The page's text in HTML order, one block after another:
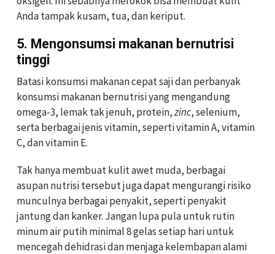
Anda tampak kusam, tua, dan keriput.
5. Mengonsumsi makanan bernutrisi
tinggi
Batasi konsumsi makanan cepat saji dan perbanyak
konsumsi makanan bernutrisi yang mengandung
omega-3, lemak tak jenuh, protein,zinc, selenium,
serta berbagai jenis vitamin, seperti vitamin A, vitamin
C, dan vitamin E.
Tak hanya membuat kulit awet muda, berbagai
asupan nutrisi tersebut juga dapat mengurangi risiko
munculnya berbagai penyakit, seperti penyakit
jantung dan kanker. Jangan lupa pula untuk rutin
minum air putih minimal 8 gelas setiap hari untuk
mencegah dehidrasi dan menjaga kelembapan alami